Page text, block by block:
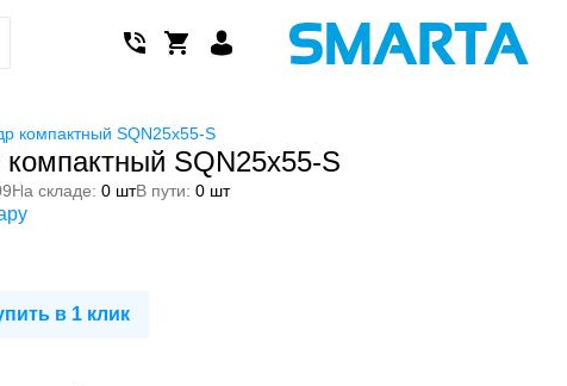
компактный SQN25x55-S
SQN25x55-S
На складе: 0 штВ пути: 0 шт
в 1 клик